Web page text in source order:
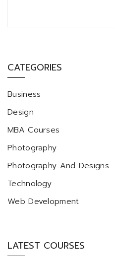
CATEGORIES
Business
Design
MBA Courses
Photography
Photography And Designs
Technology
Web Development
LATEST COURSES